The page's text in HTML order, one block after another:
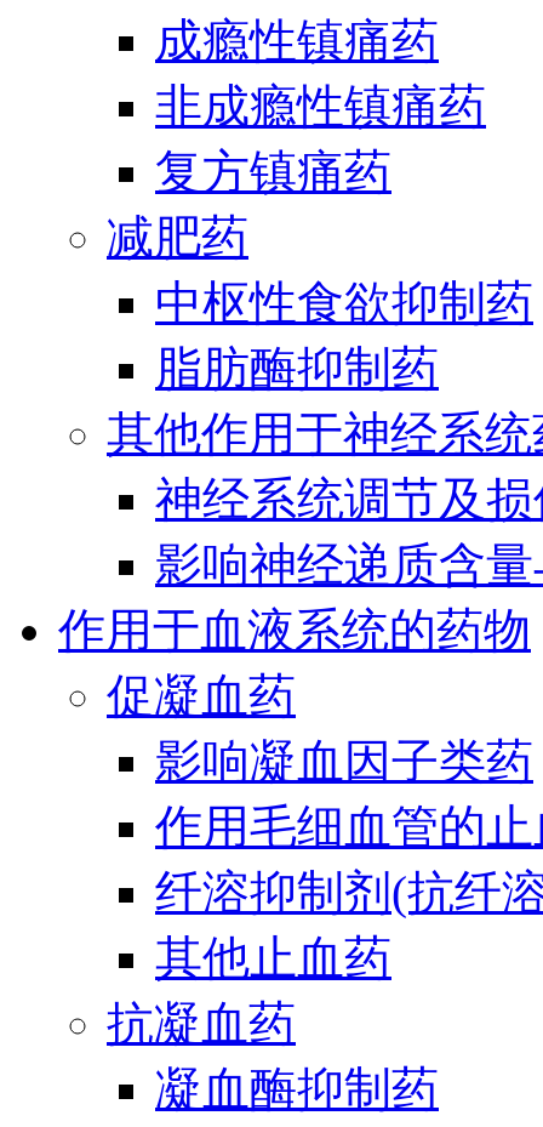
成瘾性镇痛药
非成瘾性镇痛药
复方镇痛药
减肥药
中枢性食欲抑制药
脂肪酶抑制药
其他作用于神经系统
神经系统调节及
影响神经递质含
作用于血液系统的药物
促凝血药
影响凝血因子类药
作用毛细血管的
纤溶抑制剂(抗纤
其他止血药
抗凝血药
凝血酶抑制药